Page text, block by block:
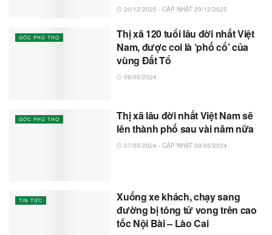
20/12/2025 - CẬP NHẬT 29/12/2025
GÓC PHÚ THỌ
Thị xã 120 tuổi lâu đời nhất Việt
Nam, được coi là ‘phố cổ’ của
vùng Đất Tổ
09/05/2024
GÓC PHÚ THỌ
Thị xã lâu đời nhất Việt Nam sẽ
lên thành phố sau vài năm nữa
07/05/2024 - CẬP NHẬT 09/05/2024
TIN TỨC
Xuống xe khách, chạy sang
đường bị tông tử vong trên cao
tốc Nội Bài – Lào Cai